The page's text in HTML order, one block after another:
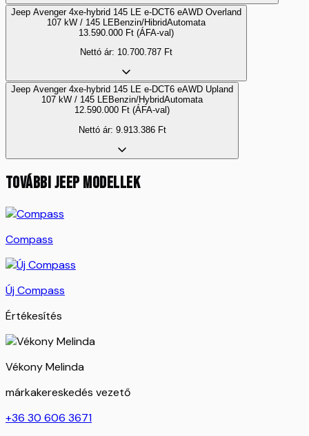
Jeep Avenger 4xe-hybrid 145 LE e-DCT6 eAWD Overland
107 kW / 145 LEBenzin/HibridAutomata
13.590.000 Ft (ÁFA-val)
Nettó ár: 10.700.787 Ft
Jeep Avenger 4xe-hybrid 145 LE e-DCT6 eAWD Upland
107 kW / 145 LEBenzin/HybridAutomata
12.590.000 Ft (ÁFA-val)
Nettó ár: 9.913.386Ft
TOVÁBBIJEEP MODELLEK
Compass
Új Compass
Értékesítés
Vékony Melinda
márkakereskedés vezető
+36 30 606 3671